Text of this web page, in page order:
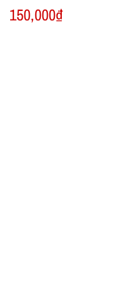
150,000₫